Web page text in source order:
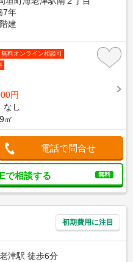
7年
建
無料オンライン相談可
円
なし
㎡
電話で問合せ
で相談する 無料
初期費用に注目
津駅 徒歩6分